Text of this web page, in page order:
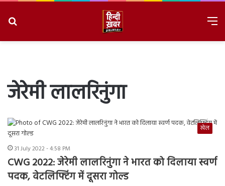
जेरेमी लालरिनुंगा
खेल
31 July 2022 - 4:58 PM
CWG 2022: जेरेमी लालरिनुंगा ने भारत को दिलाया स्वर्ण
पदक, वेटलिफ्टिंग में दूसरा गोल्ड